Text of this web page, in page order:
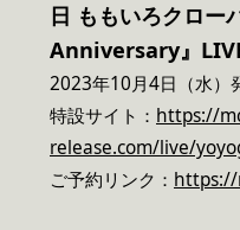
日 ももいろクロー
Anniversary』
2023年10月4日（水）
特設サイト： https://
release.com/live/
ご予約リンク： https://